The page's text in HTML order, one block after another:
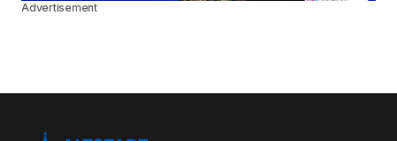
Advertisement